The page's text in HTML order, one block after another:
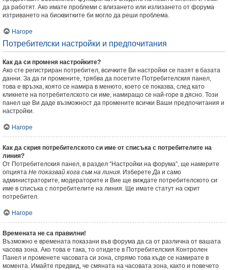
да работят. Ако имате проблеми с влизането или излизането от форума
изтриването на бисквитките би могло да реши проблема.
Нагоре
Потребителски настройки и предпочитания
Как да си променя настройките?
Ако сте регистриран потребител, всичките Ви настройки се пазят в базата
данни. За да ги промените, трябва да посетите Потребителския панел,
това е връзка, която се намира в менюто, което се показва, след като
кликнете на потребителското си име, намиращо се най-горе в дясно. Този
панел ще Ви даде възможност да промените всички Ваши предпочитания и
настройки.
Нагоре
Как да скрия потребителското си име от списъка с потребителите на
линия?
От Потребителския панел, в раздел “Настройки на форума”, ще намерите
опцията Не показвай кога съм на линия. ИзберетеДа и само
администраторите, модераторите и Вие ще виждате потребителското си
име в списъка с потребителите на линия. Ще имате статут на скрит
потребител.
Нагоре
Времената не са правилни!
Възможно е времената показани във форума да са от различна от вашата
часова зона. Ако това е така, то отидете в Потребителския Контролен
Панел и променете часовата си зона, спрямо това къде се намирате в
момента. Имайте предвид, че смяната на часовата зона, както и повечето